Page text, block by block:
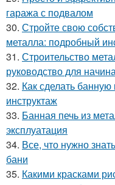
гаража с подвалом
30. Стройте свою
металла: подробный
31. Строительство
руководство для
32. Как сделать
инструктаж
33. Банная печь из
эксплуатация
34. Все, что нужно
бани
35. Какими красками